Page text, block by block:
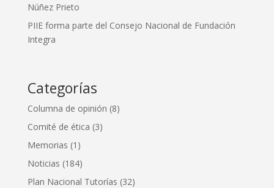
Núñez Prieto
PIIE forma parte del Consejo Nacional de Fundación
Integra
Categorías
Columna de opinión (8)
Comité de ética (3)
Memorias (1)
Noticias (184)
Plan Nacional Tutorías (32)